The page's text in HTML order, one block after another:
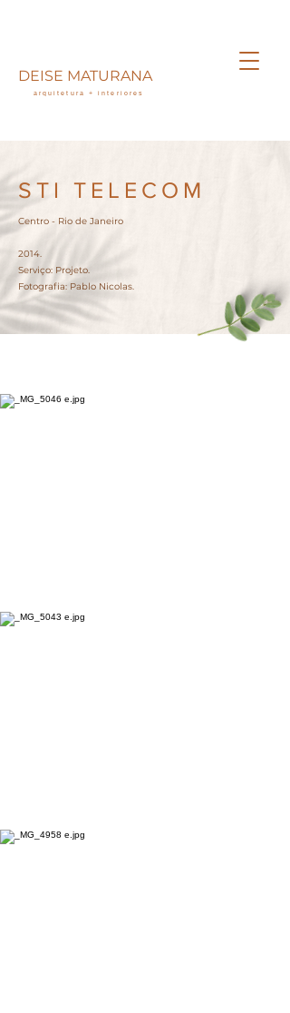
DEISE MATURANA
arquitetura + interiores
STI TELECOM
Centro - Rio de Janeiro
2014.
Serviço: Projeto.
Fotografia: Pablo Nicolas.